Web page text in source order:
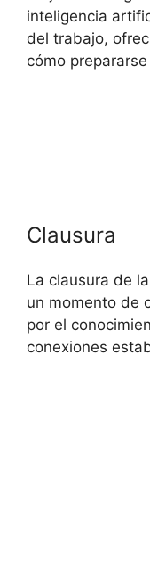
inteligencia
del trabajo,
cómo
Clausura
La clausura de
un momento de
por el
conexiones